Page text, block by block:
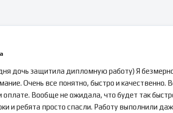
дочь защитила дипломную работу) Я
Очень все понятно, быстро и качественно.
оплате. Вообще не ожидала, что будет так
и ребята просто спасли. Работу выполнили